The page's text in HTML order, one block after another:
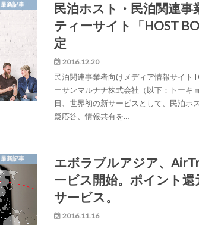
最新記事
民泊ホスト・民泊関連事
ティーサイト「HOST
定
2016.12.20
民泊関連事業者向けメディア情報サイト
ーサンマルナナ株式会社（以下：トーキ
日、世界初の新サービスとして、民泊ホ
疑応答、情報共有を…
最新記事
エボラブルアジア、
ービス開始。ポイント
サービス。
2016.11.16